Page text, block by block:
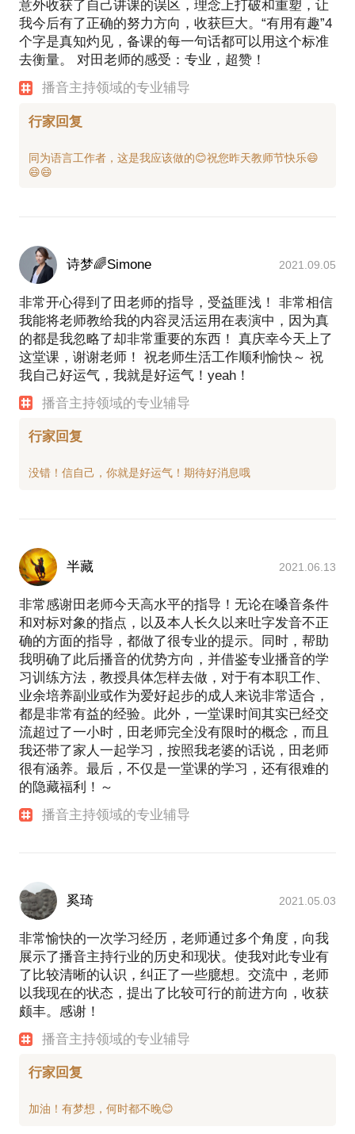
意外收获了自己讲课的误区，理念上打破和重塑，让
我今后有了正确的努力方向，收获巨大。“有用有趣”4
个字是真知灼见，备课的每一句话都可以用这个标准
去衡量。 对田老师的感受：专业，超赞！
播音主持领域的专业辅导
行家回复
同为语言工作者，这是我应该做的😊祝您昨天教师节快乐😄
诗梦🌈Simone 2021.09.05
非常开心得到了田老师的指导，受益匪浅！ 非常相信
我能将老师教给我的内容灵活运用在表演中，因为真
的都是我忽略了却非常重要的东西！ 真庆幸今天上了
这堂课，谢谢老师！ 祝老师生活工作顺利愉快～ 祝
我自己好运气，我就是好运气！yeah！
播音主持领域的专业辅导
行家回复
半藏 2021.06.13
非常感谢田老师今天高水平的指导！无论在嗓音条件
和对标对象的指点，以及本人长久以来吐字发音不正
确的方面的指导，都做了很专业的提示。同时，帮助
我明确了此后播音的优势方向，并借鉴专业播音的学
习训练方法，教授具体怎样去做，对于有本职工作、
业余培养副业或作为爱好起步的成人来说非常适合，
都是非常有益的经验。此外，一堂课时间其实已经交
流超过了一小时，田老师完全没有限时的概念，而且
我还带了家人一起学习，按照我老婆的话说，田老师
很有涵养。最后，不仅是一堂课的学习，还有很难的
的隐藏福利！～
播音主持领域的专业辅导
奚琦 2021.05.03
非常愉快的一次学习经历，老师通过多个角度，向我
展示了播音主持行业的历史和现状。使我对此专业有
了比较清晰的认识，纠正了一些臆想。交流中，老师
以我现在的状态，提出了比较可行的前进方向，收获
颇丰。感谢！
播音主持领域的专业辅导
行家回复